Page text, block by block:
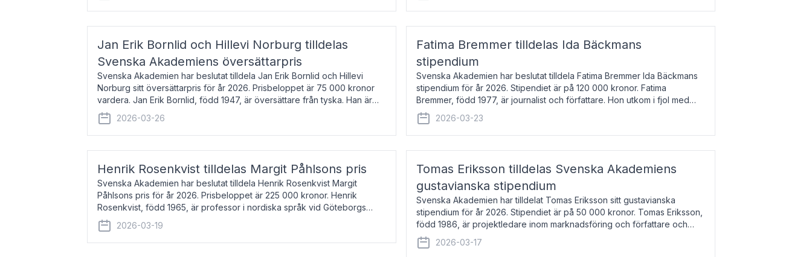
Jan Erik Bornlid och Hillevi Norburg tilldelas
Svenska Akademiens översättarpris
Svenska Akademien har beslutat tilldela Jan Erik Bornlid och Hillevi
Norburg sitt översättarpris för år 2026. Prisbeloppet är 75 000 kronor
vardera. Jan Erik Bornlid, född 1947, är översättare från tyska. Han är
främst känd för sina översät
2026-03-26
Fatima Bremmer tilldelas Ida Bäckmans
stipendium
Svenska Akademien har beslutat tilldela Fatima Bremmer Ida Bäckmans
stipendium för år 2026. Stipendiet är på 120 000 kronor. Fatima
Bremmer, född 1977, är journalist och författare. Hon utkom i fjol med
boken Ligan. Klarakvarterens blodsyst
2026-03-23
Henrik Rosenkvist tilldelas Margit Påhlsons pris
Svenska Akademien har beslutat tilldela Henrik Rosenkvist Margit
Påhlsons pris för år 2026. Prisbeloppet är 225 000 kronor. Henrik
Rosenkvist, född 1965, är professor i nordiska språk vid Göteborgs
universitet. Han disputerade 2004 på avhan
2026-03-19
Tomas Eriksson tilldelas Svenska Akademiens
gustavianska stipendium
Svenska Akademien har tilldelat Tomas Eriksson sitt gustavianska
stipendium för år 2026. Stipendiet är på 50 000 kronor. Tomas Eriksson,
född 1986, är projektledare inom marknadsföring och författare och
utkom i fjol med boken Syndabocken.
2026-03-17